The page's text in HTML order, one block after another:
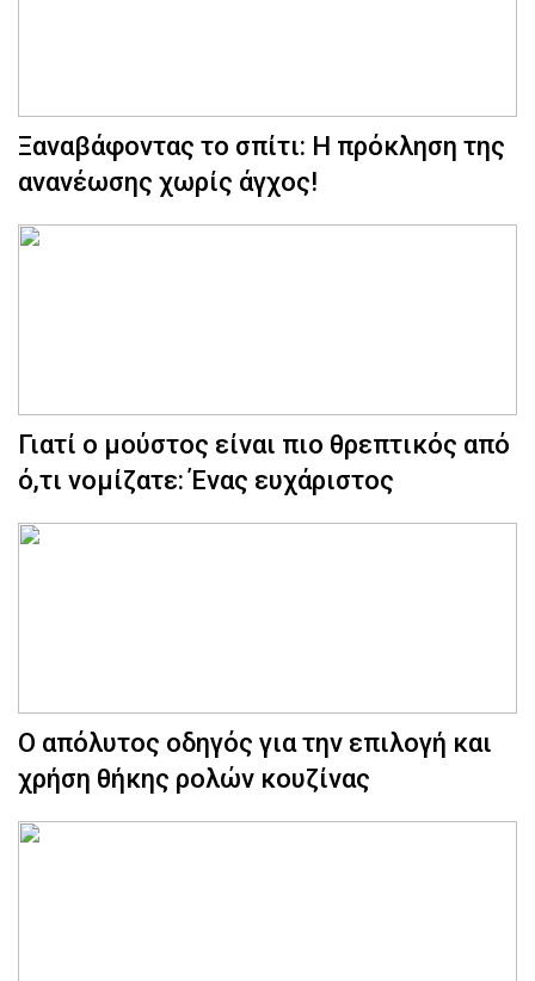
Ξαναβάφοντας το σπίτι: Η πρόκληση της
ανανέωσης χωρίς άγχος!
Γιατί ο μούστος είναι πιο θρεπτικός από
ό,τι νομίζατε: Ένας ευχάριστος
Ο απόλυτος οδηγός για την επιλογή και
χρήση θήκης ρολών κουζίνας